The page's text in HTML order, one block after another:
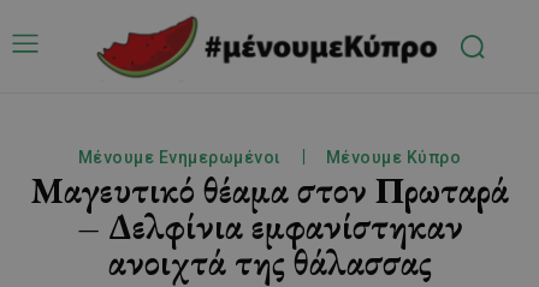
Μένουμε Ενημερωμένοι Μένουμε Κύπρο
Μαγευτικό θέαμα στον Πρωταρά
– Δελφίνια εμφανίστηκαν
ανοιχτά της θάλασσας